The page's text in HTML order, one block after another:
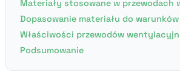
Materiały stosowane w
Dopasowanie materiału do
Właściwości przewodów
Podsumowanie